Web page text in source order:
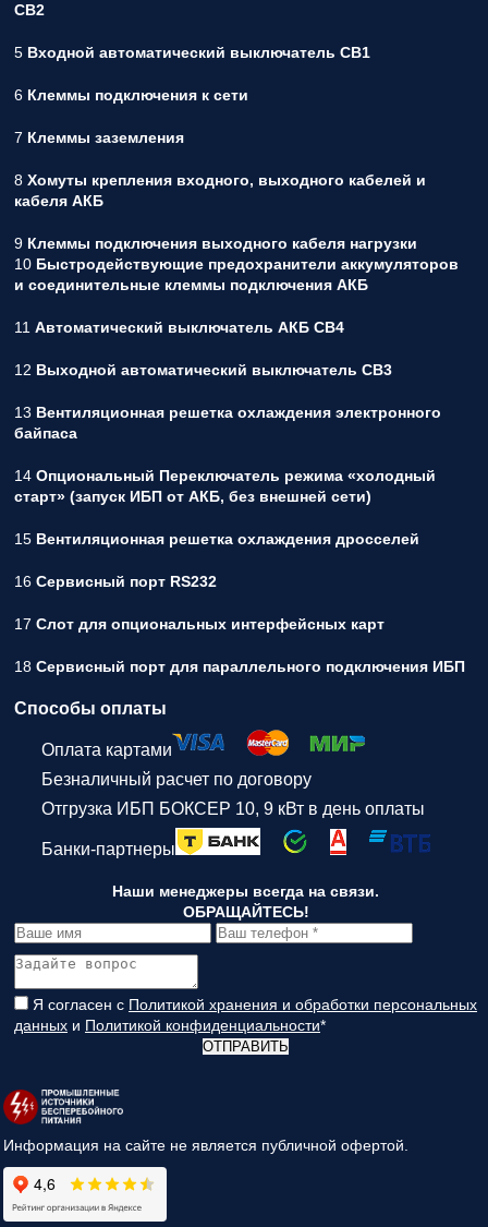
СВ2
5 Входной автоматический выключатель СВ1
6 Клеммы подключения к сети
7 Клеммы заземления
8 Хомуты крепления входного, выходного кабелей и
кабеля АКБ
9 Клеммы подключения выходного кабеля нагрузки
10 Быстродействующие предохранители аккумуляторов
и соединительные клеммы подключения АКБ
11 Автоматический выключатель АКБ СВ4
12 Выходной автоматический выключатель СВ3
13 Вентиляционная решетка охлаждения электронного
байпаса
14 Опциональный Переключатель режима «холодный
старт» (запуск ИБП от АКБ, без внешней сети)
15 Вентиляционная решетка охлаждения дросселей
16 Сервисный порт RS232
17 Слот для опциональных интерфейсных карт
18 Сервисный порт для параллельного подключения ИБП
Способы оплаты
Оплата картами
Безналичный расчет по договору
Отгрузка ИБП БОКСЕР 10, 9 кВт в день оплаты
Банки-партнеры
Наши менеджеры всегда на связи.
ОБРАЩАЙТЕСЬ!
Я согласен с Политикой хранения и обработки персональных
данных и Политикой конфиденциальности*
ОТПРАВИТЬ
Информация на сайте не является публичной офертой.